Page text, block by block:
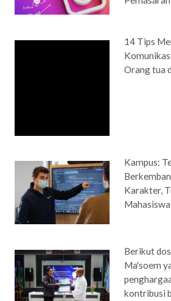
14 Tips
Orang tua
Kampus:
Karakter,
Mahasiswa
Berikut
Ma'soem
kontribusi